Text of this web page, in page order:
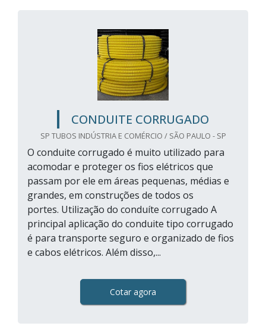
CONDUITE CORRUGADO
SP TUBOS INDÚSTRIA E COMÉRCIO / SÃO PAULO - SP
O conduite corrugado é muito utilizado para
acomodar e proteger os fios elétricos que
passam por ele em áreas pequenas, médias e
grandes, em construções de todos os
portes. Utilização do conduíte corrugado A
principal aplicação do conduite tipo corrugado
é para transporte seguro e organizado de fios
e cabos elétricos. Além disso,...
Cotar agora